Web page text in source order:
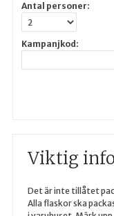
Antal personer:
Kampanjkod:
Viktig
Det är inte tillåtet
Alla flaskor ska